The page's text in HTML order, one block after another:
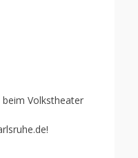
Volkstheater